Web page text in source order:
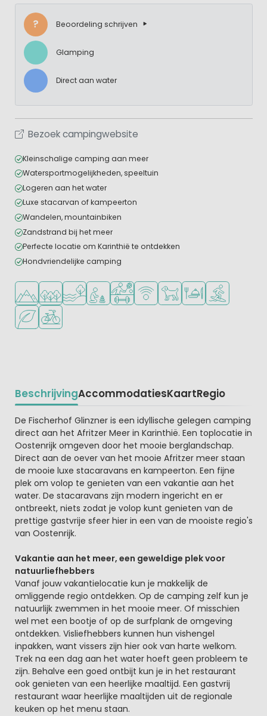
? Beoordeling schrijven
Glamping
Direct aan water
Bezoek campingwebsite
Kleinschalige camping aan meer
Watersportmogelijkheden, speeltuin
Logeren aan het water
Luxe stacarvan of kampeerton
Wandelen, mountainbiken
Zandstrand bij het meer
Perfecte locatie om Karinthië te ontdekken
Hondvriendelijke camping
Ligt in de heuvels/bergen
Ligt in een bosrijke omgeving
Ligt bij het water
Aanbevolen voor jonge kinderen
Veel mogelijkheden om te sporten
WiFi beschikbaar
Huisdieren toegestaan
Restaurant of
Groene ligging
Fietsverhuur
BeschrijvingAccommodatiesKaartRegio
Beschrijving
De Fischerhof Glinzner is een idyllische gelegen camping
direct aan het Afritzer Meer in Karinthië. Een toplocatie in
Oostenrijk omgeven door het mooie berglandschap.
Direct aan de oever van het mooie Afritzer meer staan
de mooie luxe stacaravans en kampeerton. Een fijne
plek om volop te genieten van een vakantie aan het
water. De stacaravans zijn modern ingericht en er
ontbreekt, niets zodat je volop kunt genieten van de
prettige gastvrije sfeer hier in een van de mooiste regio's
van Oostenrijk.
Vakantie aan het meer, een geweldige plek voor
natuurliefhebbers
Vanaf jouw vakantielocatie kun je makkelijk de
omliggende regio ontdekken. Op de camping zelf kun je
natuurlijk zwemmen in het mooie meer. Of misschien
wel met een bootje of op de surfplank de omgeving
ontdekken. Visliefhebbers kunnen hun vishengel
inpakken, want vissers zijn hier ook van harte welkom.
Trek na een dag aan het water hoeft geen probleem te
zijn. Behalve een goed ontbijt kun je in het restaurant
ook genieten van een heerlijke maaltijd. Een gastvrij
restaurant waar heerlijke maaltijden uit de regionale
keuken op het menu staan.